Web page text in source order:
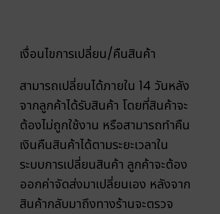
เงื่อนไขการเปลี่ยน/คืนสินค้า
สามารถเปลี่ยนได้ภายใน 14 วันหลัง
จากลูกค้าได้รับสินค้า โดยที่สินค้าจะ
ต้องไม่ถูกใช้งาน หรือสามารถทำคืน
เงินคืนสินค้าได้ตามระยะเวลาใน
ระบบการเปลี่ยนสินค้า ลูกค้าจะต้อง
ออกค่าจัดส่งมาเปลี่ยนเอง หลังจาก
สินค้ากลับมาถึงทางร้านจะตรวจ